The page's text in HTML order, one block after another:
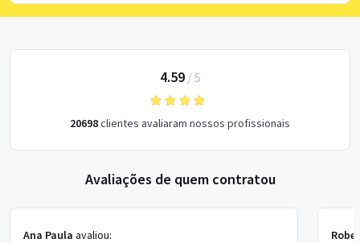
4.59/ 5
20698clientes avaliaram nossos profissionais
Avaliações de quem contratou
Ana Paula avaliou: